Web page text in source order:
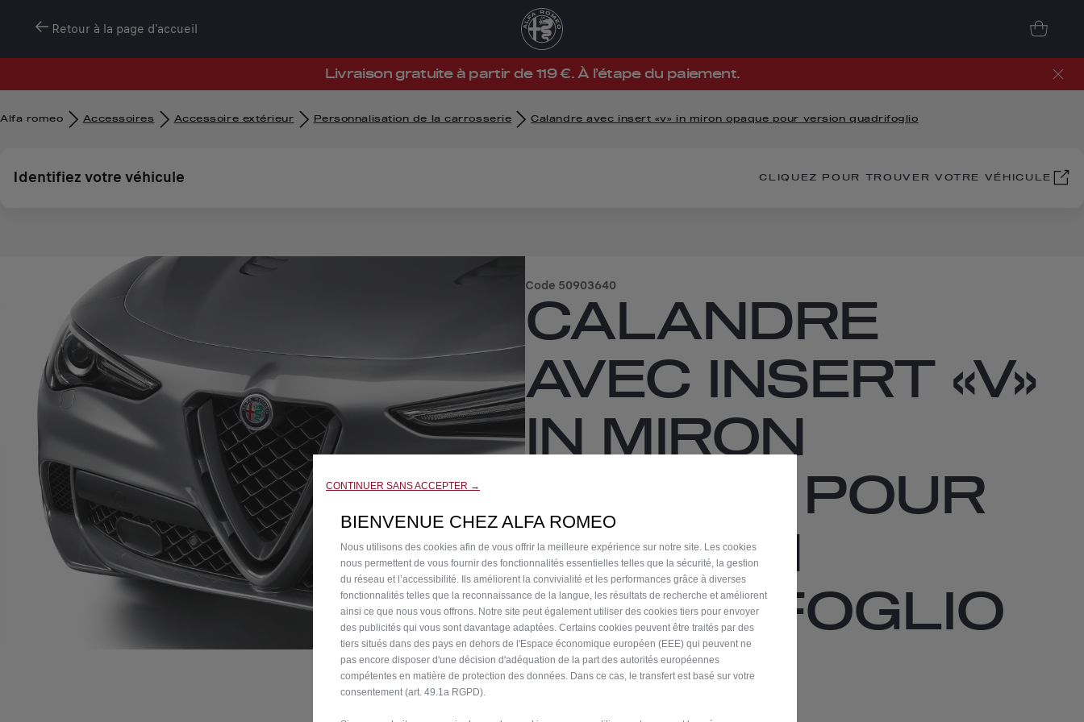
Retour à la page d'accueil
Livraison gratuite à partir de 119 €. À l’étape du paiement.
Alfa romeo Accessoires Accessoire extérieur Personnalisation de la carrosserie Calandre avec insert «v» in miron opaque pour version quadrifoglio
Identifiez votre véhicule CLIQUEZ POUR TROUVER VOTRE VÉHICULE
Code 50903640
CALANDRE
AVEC INSERT «V»
IN MIRON
OPAQUE POUR
VERSION
QUADRIFOGLIO
224,60 € TT/par unité
CONTINUER SANS ACCEPTER →
BIENVENUE CHEZ ALFA ROMEO
Nous utilisons des cookies afin de vous offrir la meilleure expérience sur notre site. Les cookies
nous permettent de vous fournir des fonctionnalités essentielles telles que la sécurité, la gestion
du réseau et l’accessibilité. Ils améliorent la convivialité et les performances grâce à diverses
fonctionnalités telles que la reconnaissance de la langue, les résultats de recherche et améliorent
ainsi ce que nous vous offrons. Notre site peut également utiliser des cookies tiers pour envoyer
des publicités qui vous sont davantage adaptées. Certains cookies peuvent être traités par des
tiers situés dans des pays en dehors de l'Espace économique européen (EEE) qui peuvent ne
pas encore disposer d'une décision d'adéquation de la part des autorités européennes
compétentes en matière de protection des données. Dans ce cas, le transfert est basé sur votre
consentement (art. 49.1a RGPD).